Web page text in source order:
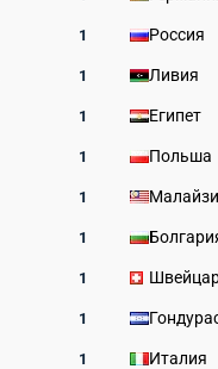
1 Россия
1 Ливия
1 Египет
1 Польша
1
1
1
1
1 Италия